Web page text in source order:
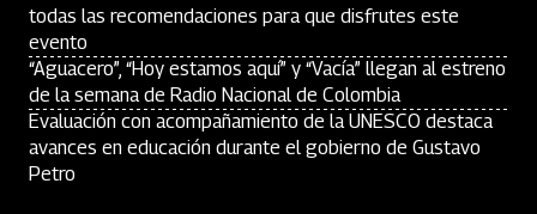
todas las recomendaciones para que disfrutes este
evento
“Aguacero”, “Hoy estamos aquí” y “Vacía” llegan al estreno
de la semana de Radio Nacional de Colombia
Evaluación con acompañamiento de la UNESCO destaca
avances en educación durante el gobierno de Gustavo
Petro